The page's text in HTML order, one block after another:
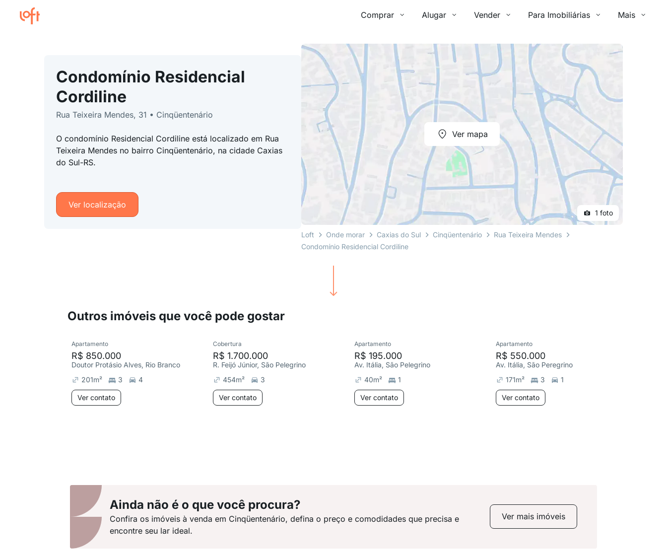
Comprar Alugar Vender Para Imobiliárias Mais
Condomínio Residencial
Cordiline
Rua Teixeira Mendes, 31 • Cinqüentenário
O condomínio Residencial Cordiline está localizado em Rua
Teixeira Mendes no bairro Cinqüentenário, na cidade Caxias
do Sul-RS.
Ver localização
Ver mapa
1 foto
Loft Onde morar Caxias do Sul Cinqüentenário
Rua Teixeira Mendes
Condomínio Residencial Cordiline
Outros imóveis que você pode gostar
Apartamento
R$ 850.000
Doutor Protásio Alves, Rio Branco
201m² 3 4
Ver contato
Cobertura
R$ 1.700.000
R. Feijó Júnior, São Pelegrino
454m² 3
Ver contato
Apartamento
R$ 195.000
Av. Itália, São Pelegrino
40m² 1
Ver contato
Apartamento
R$ 550.000
Av. Itália, São Peregrino
171m² 3 1
Ver contato
Ainda não é o que você procura?
Confira os imóveis à venda em Cinqüentenário, defina o preço e comodidades que precisa e
encontre seu lar ideal.
Ver mais imóveis